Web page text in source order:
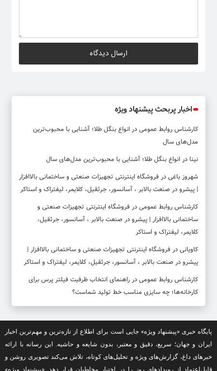
اخبار پربحث پیشنهاد ویژه
کارشناس روابط عمومیدر انواع بنگل طلا؛ آشنایی با محبوب‌ترین
مدل‌های سال
نینا در انواع بنگل طلا؛ آشنایی با محبوب‌ترین مدل‌های سال
شهروز باغیدر فروشگاه اینترنتی تجهیزات صنعتی و ساختمانی بالاافزار
| پیشرو در صنعت بالابر ، آسانسور، جرثقیل، کلایمر، لیفتراک و استاکر
کارشناس روابط عمومیدر فروشگاه اینترنتی تجهیزات صنعتی و
ساختمانی بالاافزار | پیشرو در صنعت بالابر ، آسانسور، جرثقیل،
کلایمر، لیفتراک و استاکر
کاویانیدر فروشگاه اینترنتی تجهیزات صنعتی و ساختمانی بالاافزار |
پیشرو در صنعت بالابر ، آسانسور، جرثقیل، کلایمر، لیفتراک و استاکر
کارشناس روابط عمومیدر راهنمای انتخاب ظرفیت فیلتر پرس برای
کارخانه‌ها؛ چه سایزی مناسب خط تولید شماست؟
پایگاه خبری «پیشنهاد ویژه» جایی است برای اطلاع از تازه‌ترین و مهم‌ترین اخبار
ایران و جهان؛ سریع، دقیق و معتبر، بدون شایعه و حاشیه. این رسانه با ارائه
خبرهای داغ، گزارش‌های ویژه و تحلیل‌های کوتاه، تلاش می‌کند تصویری روشن و
قابل‌اعتماد از رویدادهای روز را در اختیار مخاطبان قرار دهد. «پیشنهاد ویژه»